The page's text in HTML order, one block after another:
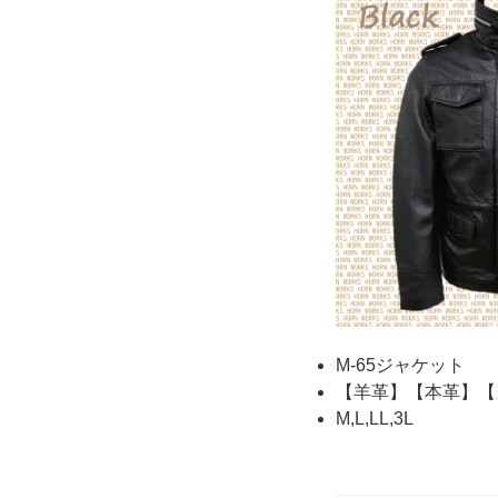
M-65ジャケット
【羊革】【本革】
M,L,LL,3L